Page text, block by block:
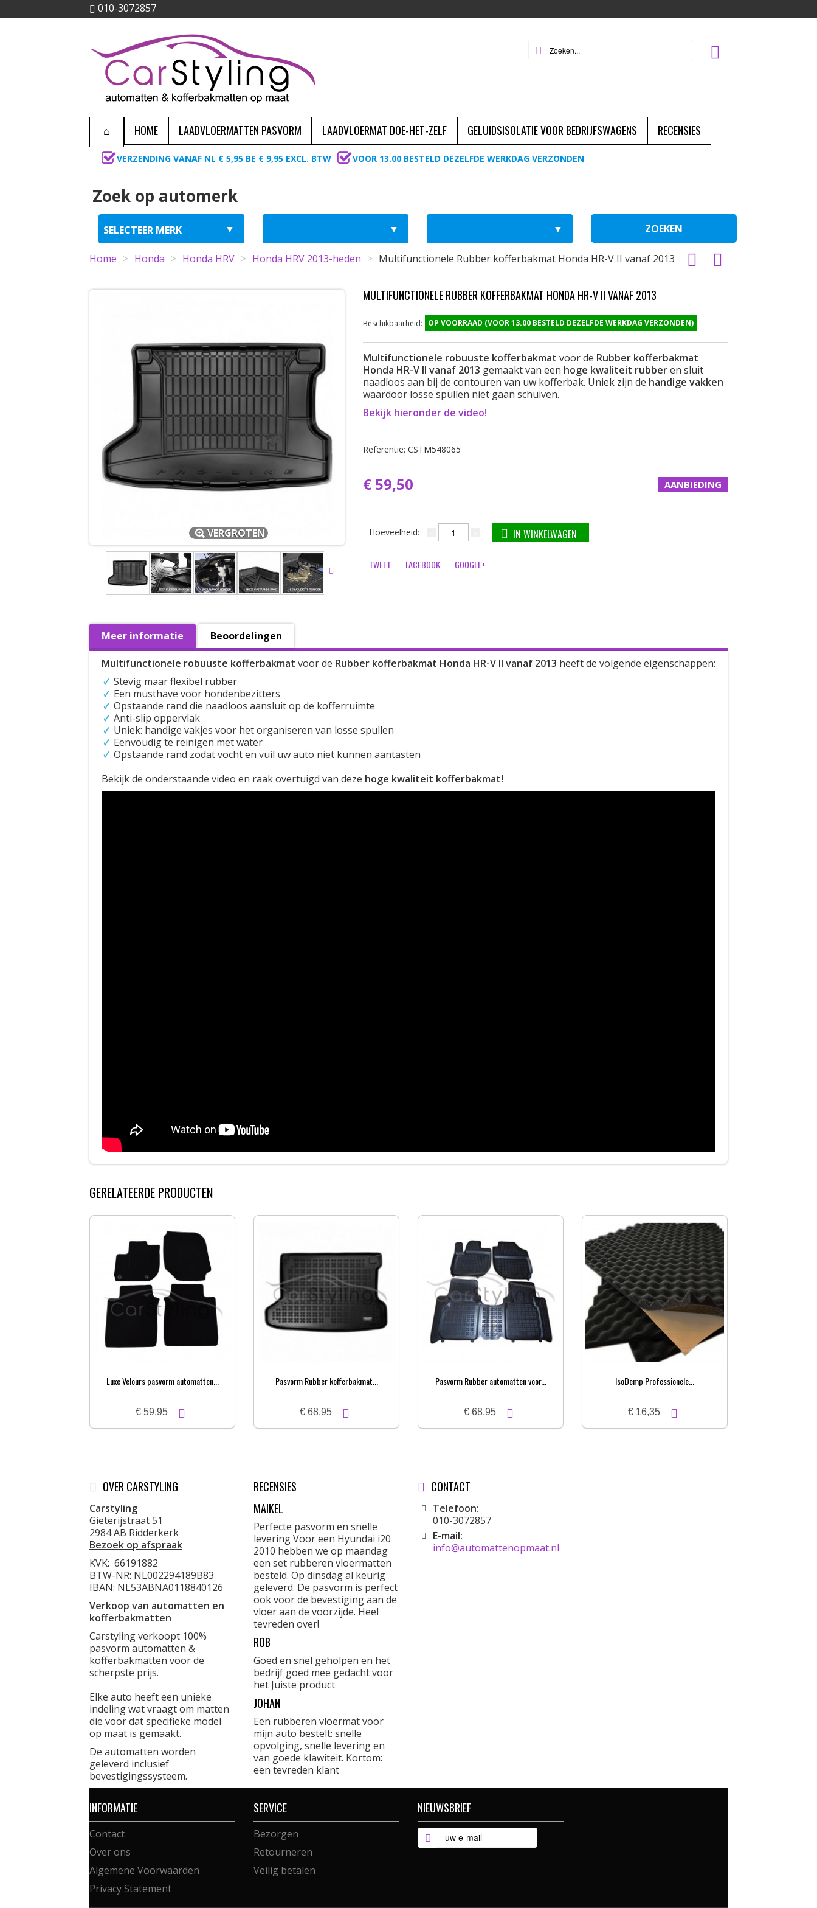
010-3072857
HOME LAADVLOERMATTEN PASVORM LAADVLOERMAT DOE-HET-ZELF GELUIDSISOLATIE VOOR BEDRIJFSWAGENS RECENSIES
VERZENDING VANAF NL € 5,95 BE € 9,95 EXCL. BTW VOOR 13.00 BESTELD DEZELFDE WERKDAG VERZONDEN
Zoek op automerk
ZOEKEN
Home > Honda > Honda HRV > Honda HRV 2013-heden > Multifunctionele Rubber kofferbakmat Honda HR-V II vanaf 2013
VERGROTEN
MULTIFUNCTIONELE RUBBER KOFFERBAKMAT HONDA HR-V II VANAF 2013
Beschikbaarheid: OP VOORRAAD (VOOR 13.00 BESTELD DEZELFDE WERKDAG VERZONDEN)
Multifunctionele robuuste kofferbakmat voor de Rubber kofferbakmat
Honda HR-V II vanaf 2013 gemaakt van een hoge kwaliteit rubberen sluit
naadloos aan bij de contouren van uw kofferbak. Uniek zijn de handige vakken
waardoor losse spullen niet gaan schuiven.
Bekijk hieronder de video!
Referentie: CSTM548065
€ 59,50 AANBIEDING
Hoeveelheid: IN WINKELWAGEN
TWEET FACEBOOK GOOGLE+
Meer informatie Beoordelingen
Multifunctionele robuuste kofferbakmat voor de Rubber kofferbakmat Honda HR-V II vanaf 2013 heeft de volgende eigenschappen:
Stevig maar flexibel rubber
Een musthave voor hondenbezitters
Opstaande rand die naadloos aansluit op de kofferruimte
Anti-slip oppervlak
Uniek: handige vakjes voor het organiseren van losse spullen
Eenvoudig te reinigen met water
Opstaande rand zodat vocht en vuil uw auto niet kunnen aantasten
Bekijk de onderstaande video en raak overtuigd van deze hoge kwaliteit kofferbakmat!
GERELATEERDE PRODUCTEN
Luxe Velours pasvorm automatten...
€ 59,95
Pasvorm Rubber kofferbakmat...
€ 68,95
Pasvorm Rubber automatten voor...
€ 68,95
IsoDemp Professionele...
€ 16,35
OVER CARSTYLING
Carstyling
Gieterijstraat 51
2984 AB Ridderkerk
Bezoek op afspraak
KVK: 66191882
BTW-NR: NL002294189B83
IBAN: NL53ABNA0118840126
Verkoop van automatten en
kofferbakmatten
Carstyling verkoopt 100%
pasvorm automatten &
kofferbakmatten voor de
scherpste prijs.
Elke auto heeft een unieke
indeling wat vraagt om matten
die voor dat specifieke model
op maat is gemaakt.
De automatten worden
geleverd inclusief
bevestigingssysteem.
RECENSIES
MAIKEL
Perfecte pasvorm en snelle
levering Voor een Hyundai i20
2010 hebben we op maandag
een set rubberen vloermatten
besteld. Op dinsdag al keurig
geleverd. De pasvorm is perfect
ook voor de bevestiging aan de
vloer aan de voorzijde. Heel
tevreden over!
ROB
Goed en snel geholpen en het
bedrijf goed mee gedacht voor
het Juiste product
JOHAN
Een rubberen vloermat voor
mijn auto bestelt: snelle
opvolging, snelle levering en
van goede klawiteit. Kortom:
een tevreden klant
CONTACT
Telefoon:
010-3072857
E-mail:
info@automattenopmaat.nl
INFORMATIE
Contact
Over ons
Algemene Voorwaarden
Privacy Statement
SERVICE
Bezorgen
Retourneren
Veilig betalen
NIEUWSBRIEF